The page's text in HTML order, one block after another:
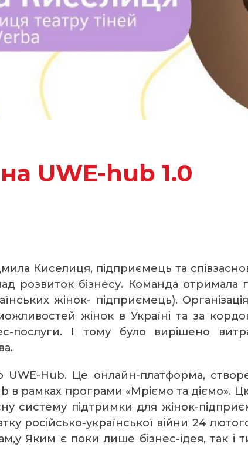
UWE-hub 1.0
Киселиця, підприємець та
розвиток бізнесу. Команда отримала
жінок- підприємець).
жінок в Україні та за
послуги. І тому було вирішено
Hub. Це онлайн-платформа,
в рамках програми «Мріємо та діємо».
систему підтримки для жінок-
російсько-української війни 24
Яким є поки лише бізнес-ідея, так і